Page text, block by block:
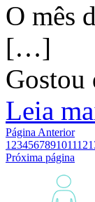
O mês
[…]
Gostou
Leia
Página Anterior
1 23456789101112
Próxima página